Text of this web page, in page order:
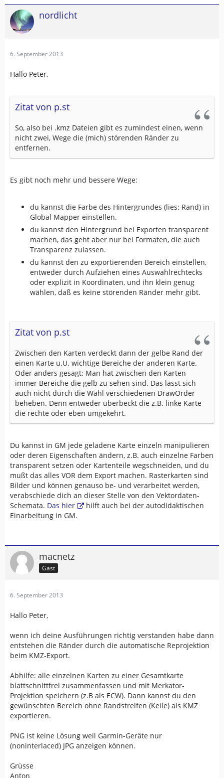
nordlicht
6. September 2013
Hallo Peter,
Zitat von p.st
So, also bei .kmz Dateien gibt es zumindest einen, wenn
nicht zwei, Wege die (mich) störenden Ränder zu
entfernen.
Es gibt noch mehr und bessere Wege:
du kannst die Farbe des Hintergrundes (lies: Rand) in
Global Mapper einstellen.
du kannst den Hintergrund bei Exporten transparent
machen, das geht aber nur bei Formaten, die auch
Transparenz zulassen.
du kannst den zu exportierenden Bereich einstellen,
entweder durch Aufziehen eines Auswahlrechtecks
oder explizit in Koordinaten, und ihn klein genug
wählen, daß es keine störenden Ränder mehr gibt.
Zitat von p.st
Zwischen den Karten verdeckt dann der gelbe Rand der
einen Karte u.U. wichtige Bereiche der anderen Karte.
Oder anders gesagt: Man hat zwischen den Karten
immer Bereiche die gelb zu sehen sind. Das lässt sich
auch nicht durch die Wahl verschiedenen DrawOrder
beheben. Denn entweder überbeckt die z.B. linke Karte
die rechte oder eben umgekehrt.
Du kannst in GM jede geladene Karte einzeln manipulieren
oder deren Eigenschaften ändern, z.B. auch einzelne Farben
transparent setzen oder Kartenteile wegschneiden, und du
mußt das alles VOR dem Export machen. Rasterkarten sind
Bilder und können genauso be- und verarbeitet werden,
verabschiede dich an dieser Stelle von den Vektordaten-
Schemata. Das hier
hilft auch bei der autodidaktischen
Einarbeitung in GM.
macnetz
Gast
6. September 2013
Hallo Peter,
wenn ich deine Ausführungen richtig verstanden habe dann
entstehen die Ränder durch die automatische Reprojektion
beim KMZ-Export.
Abhilfe: alle einzelnen Karten zu einer Gesamtkarte
blattschnittfrei zusammenfassen und mit Merkator-
Projektion speichern (z.B als ECW). Dann kannst du den
gewünschten Bereich ohne Randstreifen (Keile) als KMZ
exportieren.
PNG ist keine Lösung weil Garmin-Geräte nur
(noninterlaced) JPG anzeigen können.
Grüsse
Anton